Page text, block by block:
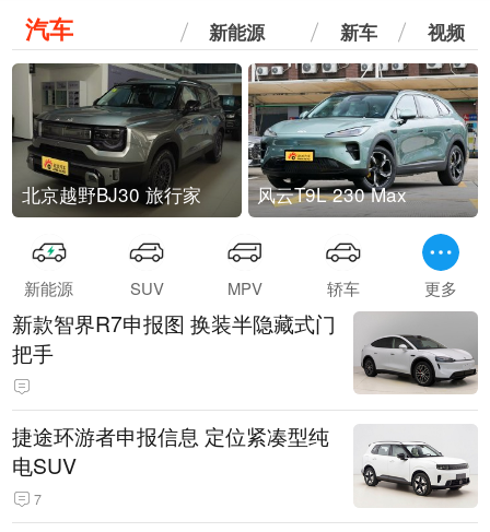
汽车 新能源 新车 视频
北京越野BJ30 旅行家 风云T9L 230 Max
新能源 SUV MPV 轿车 更多
新款智界R7申报图 换装半隐藏式门
把手
捷途环游者申报信息 定位紧凑型纯
电SUV
7